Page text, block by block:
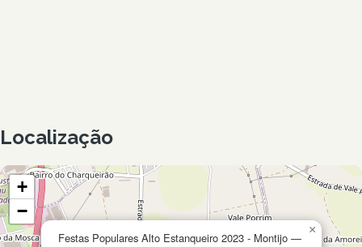
Localização
Festas Populares Alto Estanqueiro 2023 - Montijo —
×
+
−